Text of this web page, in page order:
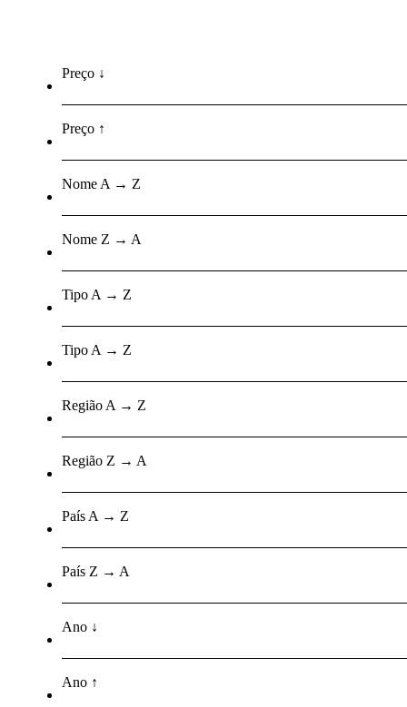
Preço ↓
Preço ↑
Nome A → Z
Nome Z → A
Tipo A → Z
Tipo A → Z
Região A → Z
Região Z → A
País A → Z
País Z → A
Ano ↓
Ano ↑